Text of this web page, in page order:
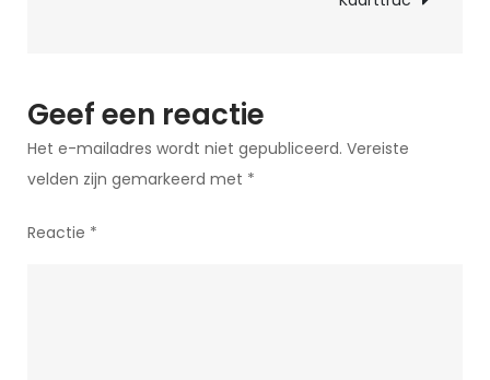
van
Goochelarij
Geef een reactie
Het e-mailadres wordt niet gepubliceerd. Vereiste
velden zijn gemarkeerd met *
Reactie *